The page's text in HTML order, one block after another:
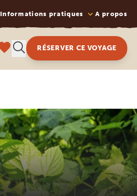
Informations pratiques A propos
RÉSERVER CE VOYAGE